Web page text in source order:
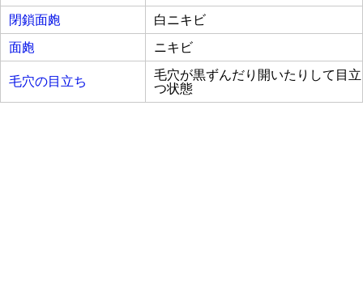
閉鎖面皰
白ニキビ
面皰
ニキビ
毛穴の目立ち
毛穴が黒ずんだり開いたりして目立
つ状態